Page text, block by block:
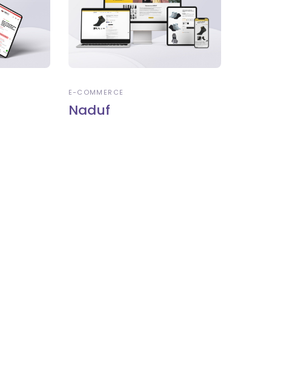
E-COMMERCE
Naduf